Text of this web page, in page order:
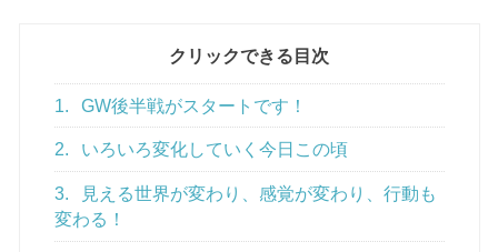
クリックできる目次
1. GW後半戦がスタートです！
2. いろいろ変化していく今日この頃
3.
見える世界が変わり、感覚が変わり、行動も
変わる！